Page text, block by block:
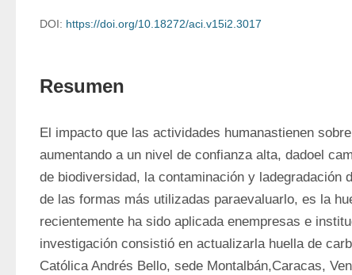
DOI: https://doi.org/10.18272/aci.v15i2.3017
Resumen
El impacto que las actividades humanastienen
aumentando a un nivel de confianza alta, dadoel
de biodiversidad, la contaminación y ladegradación
de las formas más utilizadas paraevaluarlo, es la
recientemente ha sido aplicada enempresas e
investigación consistió en actualizarla huella de
Católica Andrés Bello, sede Montalbán,Caracas,